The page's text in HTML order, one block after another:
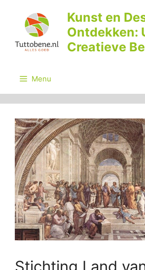
inhoud
Kunst en
Ontdekken:
Creatieve
Menu
Stichting Land